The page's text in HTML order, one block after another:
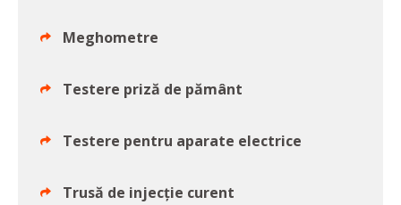
Meghometre
Testere priză de pământ
Testere pentru aparate electrice
Trusă de injecție curent